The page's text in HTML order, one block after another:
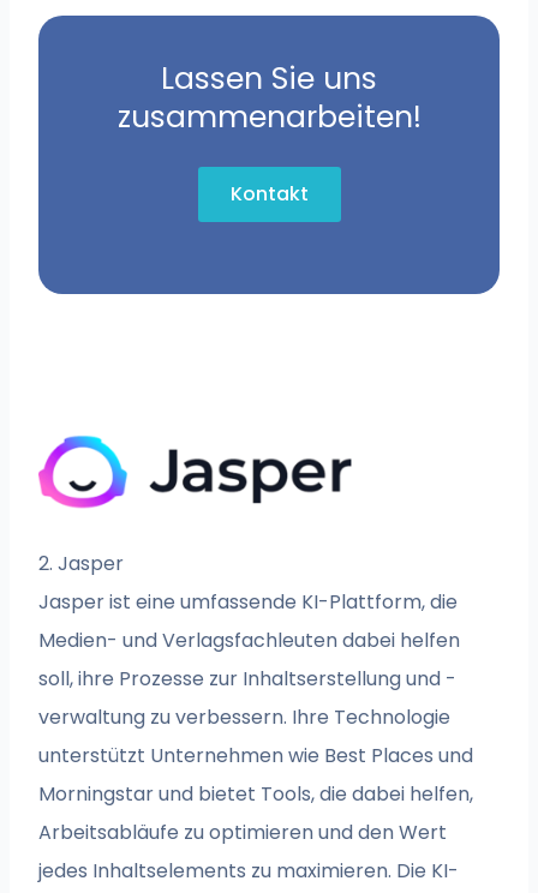
Lassen Sie uns
zusammenarbeiten!
Kontakt
2. Jasper
Jasper ist eine umfassende KI-Plattform, die
Medien- und Verlagsfachleuten dabei helfen
soll, ihre Prozesse zur Inhaltserstellung und -
verwaltung zu verbessern. Ihre Technologie
unterstützt Unternehmen wie Best Places und
Morningstar und bietet Tools, die dabei helfen,
Arbeitsabläufe zu optimieren und den Wert
jedes Inhaltselements zu maximieren. Die KI-